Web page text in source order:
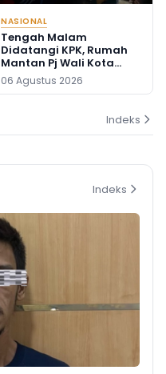
NASIONAL
Tengah Malam
Didatangi KPK, Rumah
Mantan Pj Wali Kota
Digeledah, Empat Koper
Dibawa
06 Agustus 2026
Indeks
Indeks